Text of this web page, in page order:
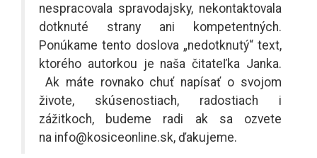
nespracovala spravodajsky, nekontaktovala
dotknuté strany ani kompetentných.
Ponúkame tento doslova „nedotknutý“ text,
ktorého autorkou je naša čitateľka Janka.
Ak máte rovnako chuť napísať o svojom
živote, skúsenostiach, radostiach i
zážitkoch, budeme radi ak sa ozvete
na info@kosiceonline.sk, ďakujeme.